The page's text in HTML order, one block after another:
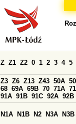
Z Z1 Z2 0 1 2 3 4 5
Z3 Z6 Z13 Z43 50A
68 69A 69B 70 71A
91A 91B 91C 92A 92B
N1A N1B N2 N3A N3B